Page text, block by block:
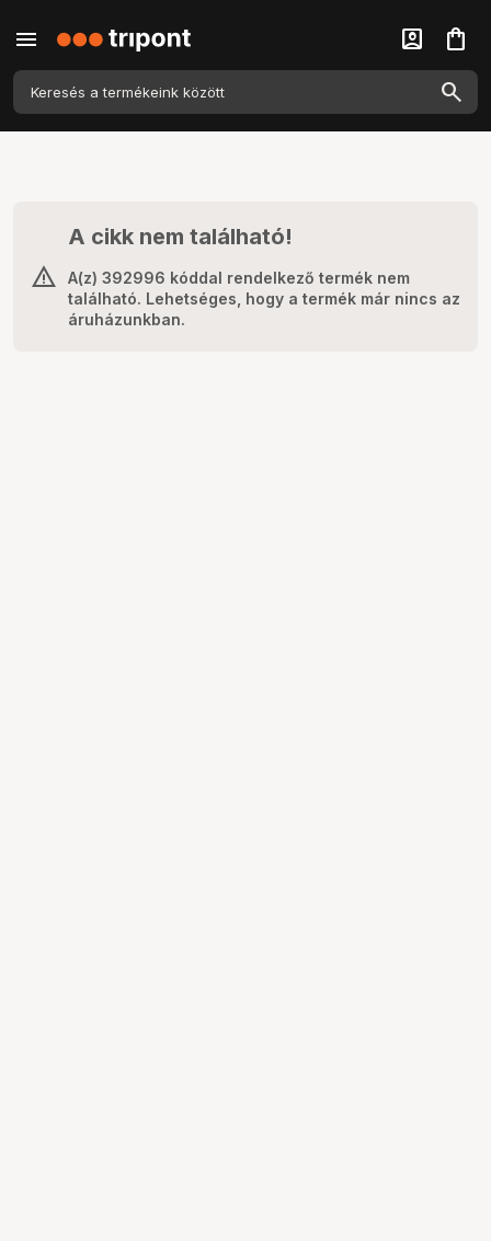
menu account_box shopping_bag
A cikk nem található!
A(z) 392996 kóddal rendelkező termék nem
található. Lehetséges, hogy a termék már nincs az
áruházunkban.